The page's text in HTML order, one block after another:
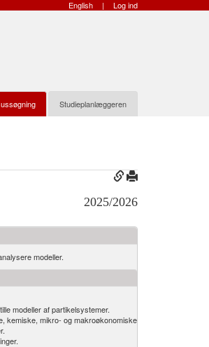
English | Log ind
Studieplanlæggeren
2025/2026
modeller.
modeller af partikelsystemer.
kemiske, mikro- og makroøkonomiske